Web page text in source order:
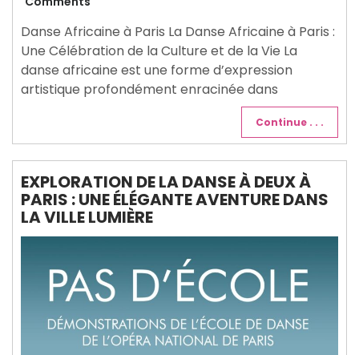
Danse Africaine à Paris La Danse Africaine à Paris :
Une Célébration de la Culture et de la Vie La
danse africaine est une forme d’expression
artistique profondément enracinée dans
Continue . . .
EXPLORATION DE LA DANSE À DEUX À
PARIS : UNE ÉLÉGANTE AVENTURE DANS
LA VILLE LUMIÈRE